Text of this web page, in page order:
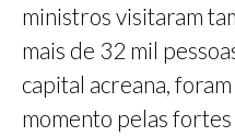
ministros visitaram
mais de 32 mil
capital acreana,
momento pelas fortes